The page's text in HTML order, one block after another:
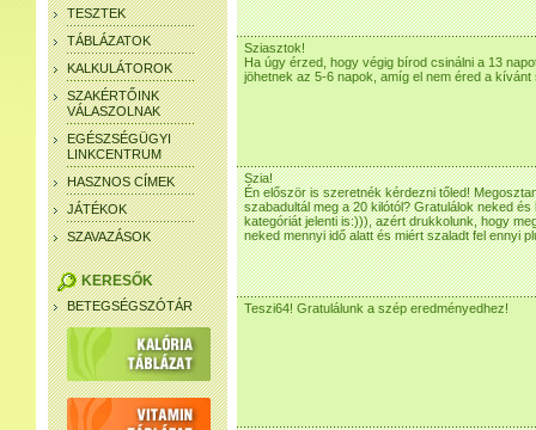
TESZTEK
TÁBLÁZATOK
KALKULÁTOROK
SZAKÉRTŐINK
VÁLASZOLNAK
EGÉSZSÉGÜGYI
LINKCENTRUM
HASZNOS CÍMEK
JÁTÉKOK
SZAVAZÁSOK
KERESŐK
BETEGSÉGSZÓTÁR
Sziasztok!
Ha úgy érzed, hogy végig bírod csinálni a 13
jöhetnek az 5-6 napok, amíg el nem éred a kívánt
Szia!
Én először is szeretnék kérdezni tőled!
szabadultál meg a 20 kilótól? Gratulálok neked
kategóriát jelenti is:))), azért drukkolunk, hogy
neked mennyi idő alatt és miért szaladt fel ennyi
Teszi64! Gratulálunk a szép eredményedhez!